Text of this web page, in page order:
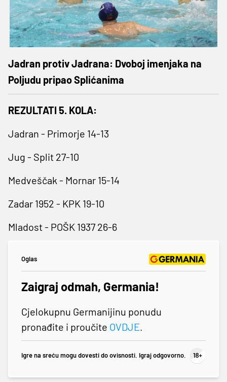
Jadran protiv Jadrana: Dvoboj imenjaka na
Poljudu pripao Splićanima
REZULTATI 5. KOLA:
Jadran - Primorje 14-13
Jug - Split 27-10
Medveščak - Mornar 15-14
Zadar 1952 - KPK 19-10
Mladost - POŠK 1937 26-6
Oglas
Zaigraj odmah, Germania!
Cjelokupnu Germanijinu ponudu
pronađite i proučite OVDJE.
Igre na sreću mogu dovesti do ovisnosti. Igraj odgovorno.